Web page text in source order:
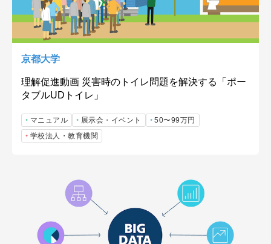
京都大学
理解促進動画 災害時のトイレ問題を解決する「ポー
タブルUDトイレ」
マニュアル 展示会・イベント
50〜99万円
学校法人・教育機関